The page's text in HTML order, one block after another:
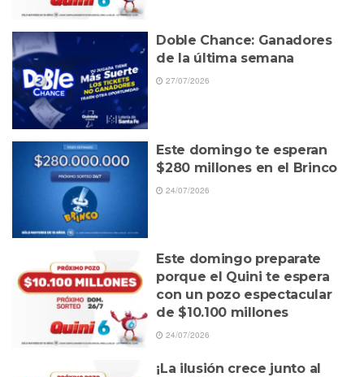
Doble Chance: Ganadores
de la última semana
27/07/2026
Este domingo te esperan
$280 millones en el Brinco
24/07/2026
Este domingo preparate
porque el Quini te espera
con un pozo espectacular
de $10.100 millones
24/07/2026
¡La ilusión crece junto al